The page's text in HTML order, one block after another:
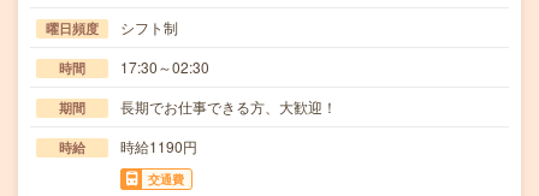
曜日頻度 シフト制
時間 17:30～02:30
期間 長期でお仕事できる方、大歓迎！
時給 時給1190円
交通費